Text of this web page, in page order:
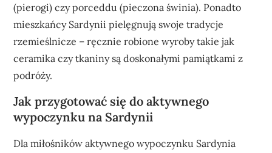
(pierogi) czy porceddu (pieczona świnia). Ponadto
mieszkańcy Sardynii pielęgnują swoje tradycje
rzemieślnicze – ręcznie robione wyroby takie jak
ceramika czy tkaniny są doskonałymi pamiątkami z
podróży.
Jak przygotować się do aktywnego
wypoczynku na Sardynii
Dla miłośników aktywnego wypoczynku Sardynia